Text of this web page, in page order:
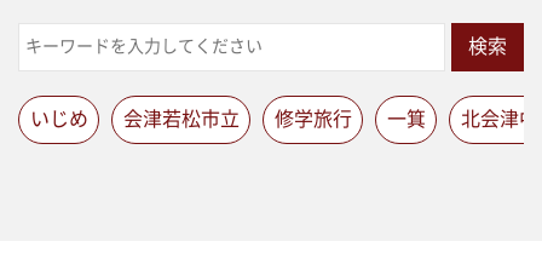
検索
いじめ 会津若松市立 修学旅行 一箕 北会津中